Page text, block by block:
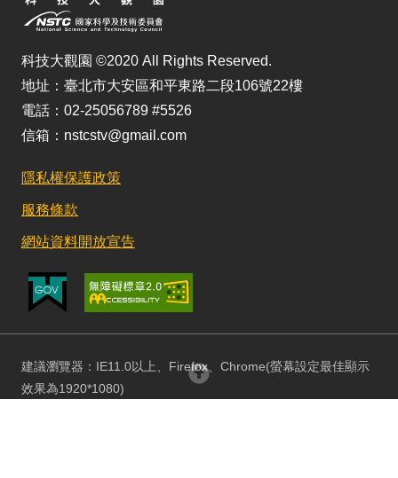
科技大觀園 ©2020 All Rights Reserved.
地址：臺北市大安區和平東路二段106號22樓
電話：02-25056789 #5526
信箱：nstcstv@gmail.com
隱私權保護政策
服務條款
網站資料開放宣告
建議瀏覽器：IE11.0以上、Firefox、Chrome(螢幕設定最佳顯示
效果為1920*1080)
回頂部